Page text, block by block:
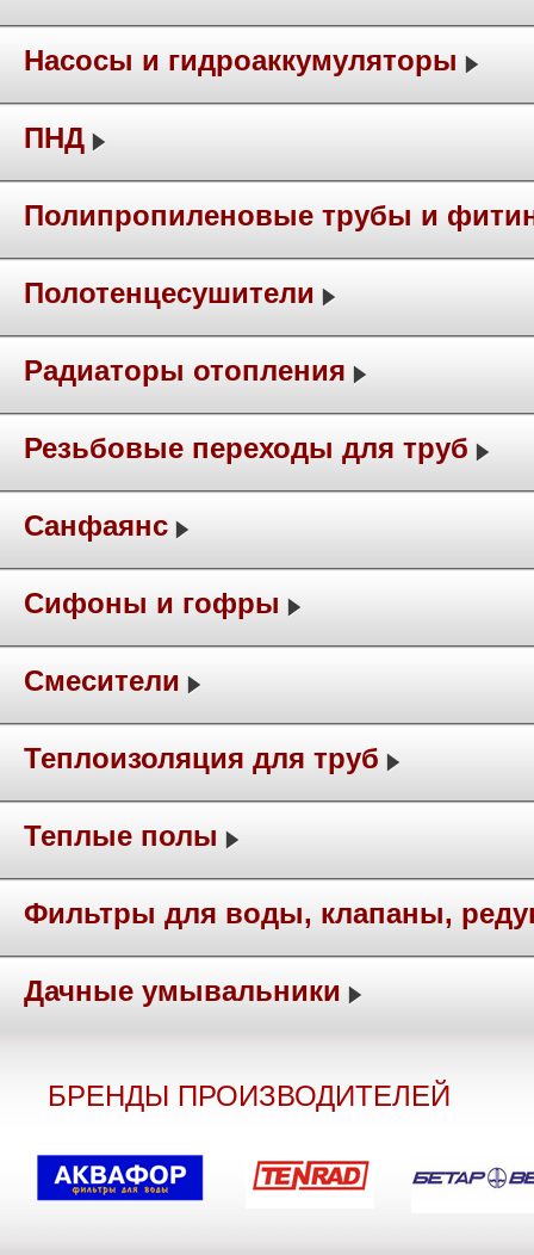
Насосы и гидроаккумуляторы
ПНД
Полипропиленовые трубы и
Полотенцесушители
Радиаторы отопления
Резьбовые переходы для труб
Санфаянс
Сифоны и гофры
Смесители
Теплоизоляция для труб
Теплые полы
Фильтры для воды, клапаны,
Дачные умывальники
БРЕНДЫ ПРОИЗВОДИТЕЛЕЙ